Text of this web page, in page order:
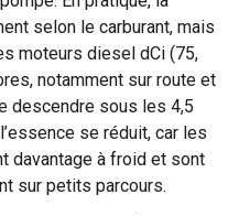
selon le carburant, mais
moteurs diesel dCi (75,
notamment sur route et
descendre sous les 4,5
se réduit, car les
davantage à froid et sont
sur petits parcours.